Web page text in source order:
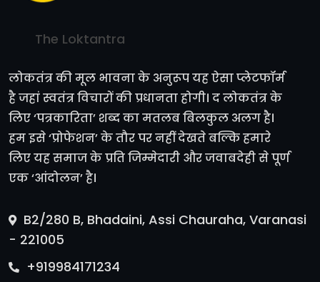
The Loktantra
लोकतंत्र की मूल भावना के अनुरूप यह ऐसा प्लेटफॉर्म
है जहां स्वतंत्र विचारों की प्रधानता होगी। द लोकतंत्र के
लिए ‘पत्रकारिता’ शब्द का मतलब बिलकुल अलग है।
हम इसे ‘प्रोफेशन’ के तौर पर नहीं देखते बल्कि हमारे
लिए यह समाज के प्रति जिम्मेदारी और जवाबदेही से पूर्ण
एक ‘आंदोलन’ है।
B2/280 B, Bhadaini, Assi Chauraha, Varanasi
- 221005
+919984171234